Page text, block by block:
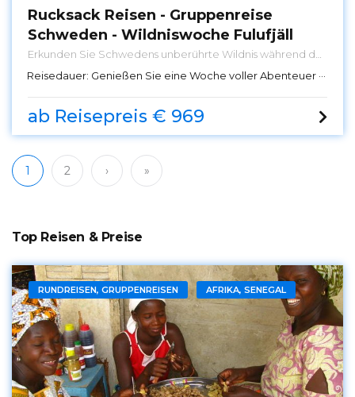
Rucksack Reisen - Gruppenreise
Schweden - Wildniswoche Fulufjäll
Erkunden Sie Schwedens unberührte Wildnis während der
Abenteuersuchende – buchen Sie jetzt Ihr Outdoor-
Reisedauer: Genießen Sie eine Woche voller Abenteuer und Naturerlebnisse im schwedischen Fulufjäll Nationalpark.
ab Reisepreis € 969
1 2 › »
Top Reisen & Preise
RUNDREISEN, GRUPPENREISEN AFRIKA, SENEGAL